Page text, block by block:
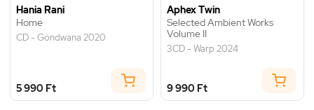
Hania Rani
Home
CD - Gondwana 2020
5 990 Ft
Aphex Twin
Selected Ambient Works
Volume II
3CD - Warp 2024
9 990 Ft